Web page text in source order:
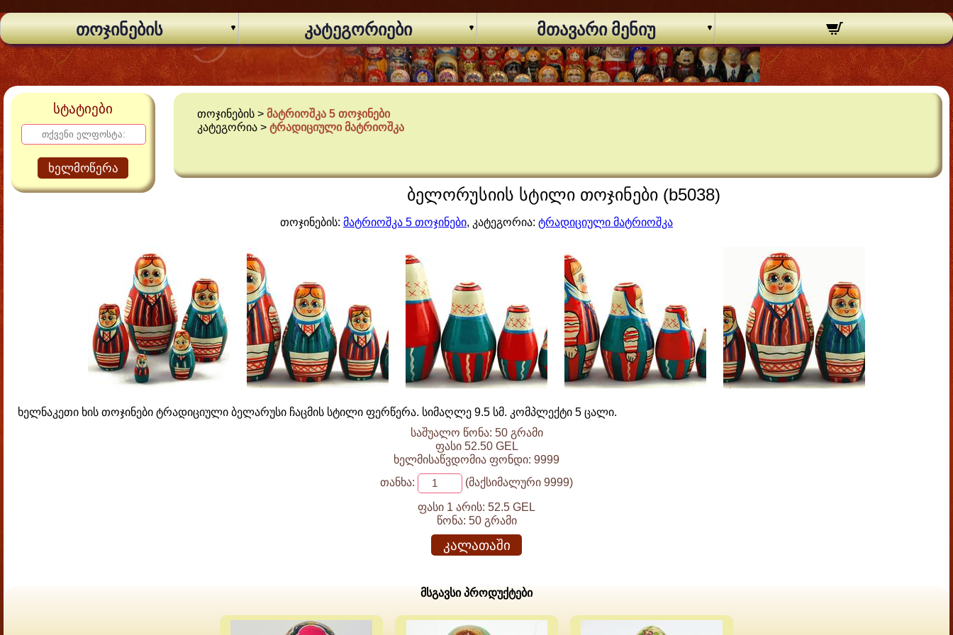
თოჯინების კატეგორიები მთავარი მენიუ
სტატიები
ხელმოწერა
თოჯინების >მატრიოშკა 5 თოჯინები
კატეგორია >ტრადიციული მატრიოშკა
ბელორუსიის სტილი თოჯინები (b5038)
თოჯინების: მატრიოშკა 5 თოჯინები, კატეგორია: ტრადიციული მატრიოშკა
ხელნაკეთი ხის თოჯინები ტრადიციული ბელარუსი ჩაცმის სტილი ფერწერა. სიმაღლე 9.5 სმ. კომპლექტი 5 ცალი.
საშუალო წონა: 50 გრამი
ფასი 52.50 GEL
ხელმისაწვდომია ფონდი: 9999
თანხა:
(მაქსიმალური 9999)
ფასი 1 არის: 52.5 GEL
წონა: 50 გრამი
კალათაში
მსგავსი პროდუქტები